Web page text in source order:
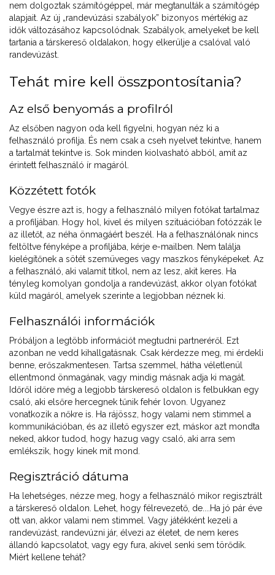
nem dolgoztak számítógéppel, már megtanulták a számítógép
alapjait. Az új „randevúzási szabályok” bizonyos mértékig az
idők változásához kapcsolódnak. Szabályok, amelyeket be kell
tartania a társkereső oldalakon, hogy elkerülje a csalóval való
randevúzást.
Tehát mire kell összpontosítania?
Az első benyomás a profilról
Az elsőben nagyon oda kell figyelni, hogyan néz ki a
felhasználó profilja. És nem csak a cseh nyelvet tekintve, hanem
a tartalmát tekintve is. Sok minden kiolvasható abból, amit az
érintett felhasználó ír magáról.
Közzétett fotók
Vegye észre azt is, hogy a felhasználó milyen fotókat tartalmaz
a profiljában. Hogy hol, kivel és milyen szituációban fotózzák le
az illetőt, az néha önmagáért beszél. Ha a felhasználónak nincs
feltöltve fényképe a profiljába, kérje e-mailben. Nem találja
kielégítőnek a sötét szemüveges vagy maszkos fényképeket. Az
a felhasználó, aki valamit titkol, nem az lesz, akit keres. Ha
tényleg komolyan gondolja a randevúzást, akkor olyan fotókat
küld magáról, amelyek szerinte a legjobban néznek ki.
Felhasználói információk
Próbáljon a legtöbb információt megtudni partneréről. Ezt
azonban ne vedd kihallgatásnak. Csak kérdezze meg, mi érdekli
benne, erőszakmentesen. Tartsa szemmel, hátha véletlenül
ellentmond önmagának, vagy mindig másnak adja ki magát.
Időről időre még a legjobb társkereső oldalon is felbukkan egy
csaló, aki elsőre hercegnek tűnik fehér lovon. Ugyanez
vonatkozik a nőkre is. Ha rájössz, hogy valami nem stimmel a
kommunikációban, és az illető egyszer ezt, máskor azt mondta
neked, akkor tudod, hogy hazug vagy csaló, aki arra sem
emlékszik, hogy kinek mit mond.
Regisztráció dátuma
Ha lehetséges, nézze meg, hogy a felhasználó mikor regisztrált
a társkereső oldalon. Lehet, hogy félrevezető, de....Ha jó pár éve
ott van, akkor valami nem stimmel. Vagy játékként kezeli a
randevúzást, randevúzni jár, élvezi az életet, de nem keres
állandó kapcsolatot, vagy egy fura, akivel senki sem törődik.
Miért kellene tehát?